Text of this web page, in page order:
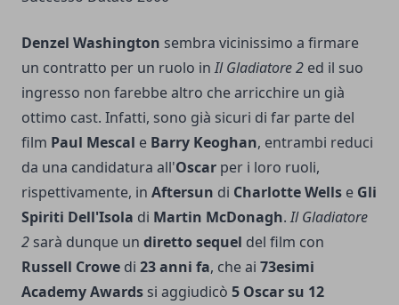
Denzel Washington sembra vicinissimo a firmare
un contratto per un ruolo in Il Gladiatore 2 ed il suo
ingresso non farebbe altro che arricchire un già
ottimo cast. Infatti, sono già sicuri di far parte del
film Paul Mescal e Barry Keoghan, entrambi reduci
da una candidatura all'Oscar per i loro ruoli,
rispettivamente, in Aftersun di Charlotte Wells e Gli
Spiriti Dell'Isola di Martin McDonagh.Il Gladiatore
2 sarà dunque un diretto sequel del film con
Russell Crowe di 23 anni fa, che ai 73esimi
Academy Awards si aggiudicò 5 Oscar su 12